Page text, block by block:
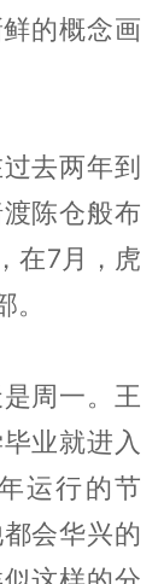
的概念画
去两年到
陈仓般布
在7月，虎
周一。王
业就进入
运行的节
会华兴的